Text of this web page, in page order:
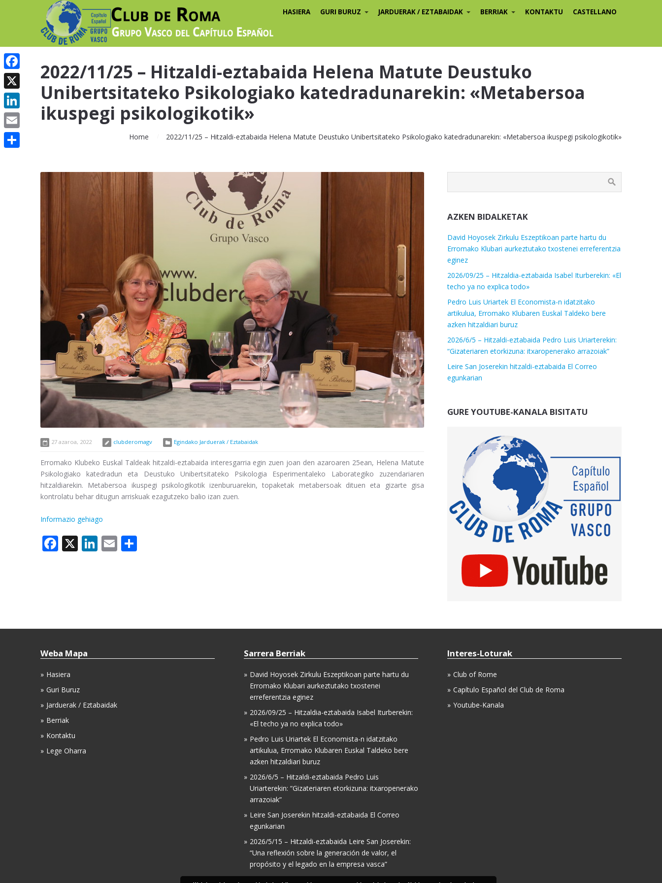
HASIERA GURI BURUZ JARDUERAK / EZTABAIDAK BERRIAK KONTAKTU CASTELLANO
2022/11/25 – Hitzaldi-eztabaida Helena Matute Deustuko
Unibertsitateko Psikologiako katedradunarekin: «Metabersoa
ikuspegi psikologikotik»
Home 2022/11/25 – Hitzaldi-eztabaida Helena Matute Deustuko Unibertsitateko Psikologiako katedradunarekin: «Metabersoa ikuspegi psikologikotik»
27 azaroa, 2022 clubderomagv Egindako Jarduerak / Eztabaidak
Erromako Klubeko Euskal Taldeak hitzaldi-eztabaida interesgarria egin zuen joan den azaroaren 25ean, Helena Matute
Psikologiako katedradun eta Deustuko Unibertsitateko Psikologia Esperimentaleko Laborategiko zuzendariaren
hitzaldiarekin. Metabersoa ikuspegi psikologikotik izenburuarekin, topaketak metabersoak dituen eta gizarte gisa
kontrolatu behar ditugun arriskuak ezagutzeko balio izan zuen.
Informazio gehiago
Facebook
X LinkedIn
Email
AZKEN BIDALKETAK
David Hoyosek Zirkulu Eszeptikoan parte hartu du
Erromako Klubari aurkeztutako txostenei erreferentzia
eginez
2026/09/25 – Hitzaldia-eztabaida Isabel Iturberekin: «El
techo ya no explica todo»
Pedro Luis Uriartek El Economista-n idatzitako
artikulua, Erromako Klubaren Euskal Taldeko bere
azken hitzaldiari buruz
2026/6/5 – Hitzaldi-eztabaida Pedro Luis Uriarterekin:
“Gizateriaren etorkizuna: itxaropenerako arrazoiak”
Leire San Joserekin hitzaldi-eztabaida El Correo
egunkarian
GURE YOUTUBE-KANALA BISITATU
Weba Mapa
Hasiera
Guri Buruz
Jarduerak / Eztabaidak
Berriak
Kontaktu
Lege Oharra
Sarrera Berriak
David Hoyosek Zirkulu Eszeptikoan parte hartu du
Erromako Klubari aurkeztutako txostenei
erreferentzia eginez
2026/09/25 – Hitzaldia-eztabaida Isabel Iturberekin:
«El techo ya no explica todo»
Pedro Luis Uriartek El Economista-n idatzitako
artikulua, Erromako Klubaren Euskal Taldeko bere
azken hitzaldiari buruz
2026/6/5 – Hitzaldi-eztabaida Pedro Luis
Uriarterekin: “Gizateriaren etorkizuna: itxaropenerako
arrazoiak”
Leire San Joserekin hitzaldi-eztabaida El Correo
egunkarian
2026/5/15 – Hitzaldi-eztabaida Leire San Joserekin:
“Una reflexión sobre la generación de valor, el
propósito y el legado en la empresa vasca”
Interes-Loturak
Club of Rome
Capítulo Español del Club de Roma
Youtube-Kanala
Facebook
X
LinkedIn
Email